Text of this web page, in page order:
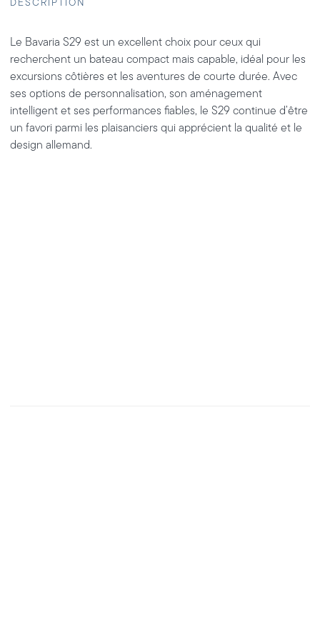
Le Bavaria S29 est un excellent choix pour ceux qui
recherchent un bateau compact mais capable, idéal pour les
excursions côtières et les aventures de courte durée. Avec
ses options de personnalisation, son aménagement
intelligent et ses performances fiables, le S29 continue d’être
un favori parmi les plaisanciers qui apprécient la qualité et le
design allemand.